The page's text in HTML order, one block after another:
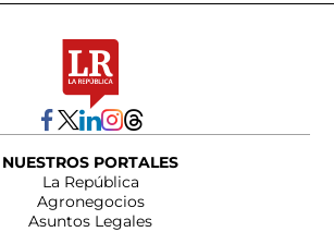
NUESTROS PORTALES
La República
Agronegocios
Asuntos Legales